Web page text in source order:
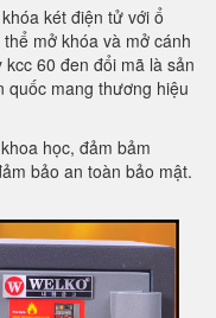
két điện tử với ổ
mở khóa và mở cánh
60 đen đổi mã là sản
quốc mang thương hiệu
học, đảm bảm
bảo an toàn bảo mật.